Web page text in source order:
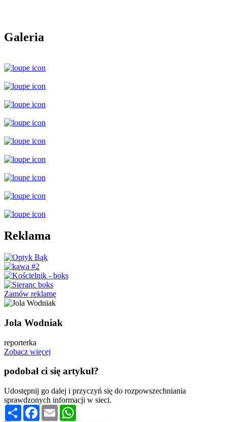
Galeria
Reklama
Zamów reklamę
Jola Wodniak
reporterka
Zobacz więcej
podobał ci się artykuł?
Udostępnij go dalej i przyczyń się do rozpowszechniania
sprawdzonych informacji w sieci.
Podziel
się
Facebook
Email